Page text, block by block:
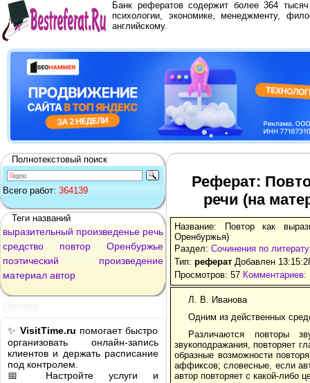
Банк рефератов содержит более 364
психологии, экономике, менеджменту,
английскому.
Полнотекстовый поиск
Всего работ: 364139
Теги названий
выразительный произведенье речь
средство
повтор
Оренбуржье
поэтический
произведение
материал автор
✨ VisitTime.ru помогает быстро
организовать онлайн-запись
клиентов и держать расписание
под контролем.
📅 Настройте услуги и
Реферат:
речи (на
Название: Повтор как
Оренбуржья)
Раздел: Сочинения по
Тип: реферат Добавлен
Просмотров: 57 Комментариев:
Л. В. Иванова
Одним из действенных
Различаются повторы
звукоподражания, повторяет
образные возможности
аффиксов; словесные, если
автор повторяет с какой-либо